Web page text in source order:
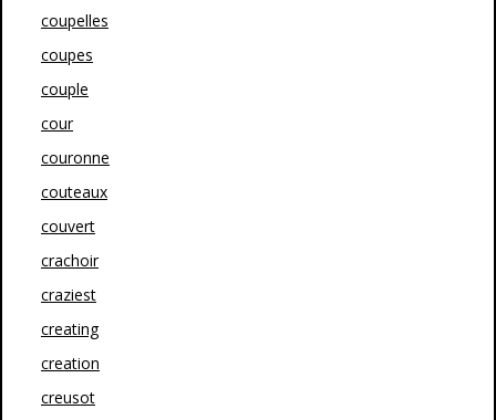
coupelles
coupes
couple
cour
couronne
couteaux
couvert
crachoir
craziest
creating
creation
creusot